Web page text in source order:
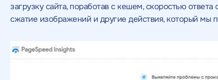
загрузку сайта, поработав с кешем, скоростью
сжатие изображений и другие действия, который мы